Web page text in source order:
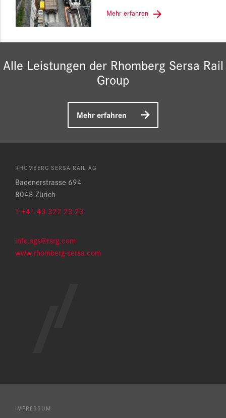
Mehr erfahren
Alle Leistungen der Rhomberg Sersa Rail
Group
Mehr erfahren
RHOMBERG SERSA RAIL AG
Badenerstrasse 694
8048 Zürich
T +41 43 322 23 23
info.sgs@rsrg.com
www.rhomberg-sersa.com
IMPRESSUM